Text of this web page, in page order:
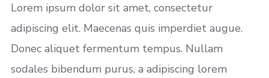
Lorem ipsum dolor sit amet, consectetur
adipiscing elit. Maecenas quis imperdiet augue.
Donec aliquet fermentum tempus. Nullam
sodales bibendum purus, a adipiscing lorem